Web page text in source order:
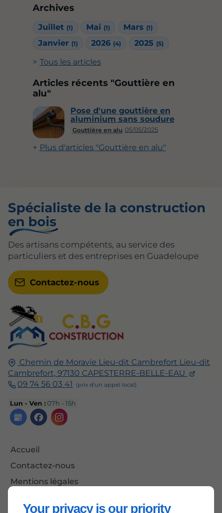
Your privacy is our priority
Archives
Juillet (1) Mai (1) Mars (1)
Janvier (1) 2026 (4) 2025 (5)
Tous les articles
Articles récents "Gouttière en
alu"
Gouttière en alu 05/05/2025
Pose d'une gouttière en
aluminium sans soudure
Plus d'articles "Gouttière en alu"
Chemin de Moravie Lieu-dit Cambrefort Lieu-dit
Cambrefort, 97130 CAPESTERRE-BELLE-EAU
09 74 56 03 41
Lun - Ven :07h - 15h
Accueil
Contactez-nous
Mentions légales
Spécialiste de la construction
en bois
Des artisans compétents, au service des
particuliers et des entreprises en Guadeloupe
Contactez-nous